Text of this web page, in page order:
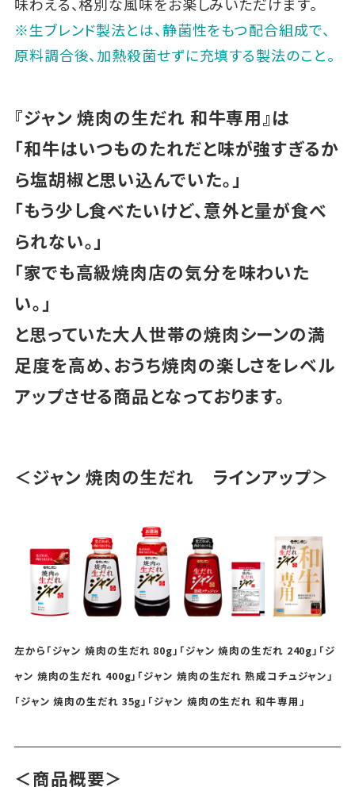
※生ブレンド製法とは、静菌性をもつ配合組成で、
原料調合後、加熱殺菌せずに充填する製法のこと。
『ジャン 焼肉の生だれ 和牛専用』は
「和牛はいつものたれだと味が強すぎるか
ら塩胡椒と思い込んでいた。」
「もう少し食べたいけど、意外と量が食べ
られない。」
「家でも高級焼肉店の気分を味わいた
い。」
と思っていた大人世帯の焼肉シーンの満
足度を高め、おうち焼肉の楽しさをレベル
アップさせる商品となっております。
＜ジャン 焼肉の生だれ ラインアップ＞
左から「ジャン 焼肉の生だれ 80g」「ジャン 焼肉の生だれ 240g」「ジ
ャン 焼肉の生だれ 400g」「ジャン 焼肉の生だれ 熟成コチュジャン」
「ジャン 焼肉の生だれ 35g」「ジャン 焼肉の生だれ 和牛専用」
＜商品概要＞